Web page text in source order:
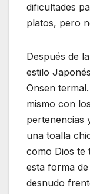
dificultades
platos, pero
Después de
estilo
Onsen
mismo con
pertenencias
una toalla
como Dios te
esta forma
desnudo